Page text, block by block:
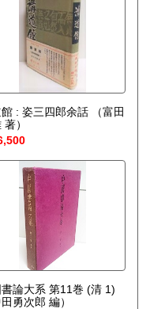
: 姿三四郎余話
（富田
）
論大系 第11巻 (清 1)
田勇次郎 編）